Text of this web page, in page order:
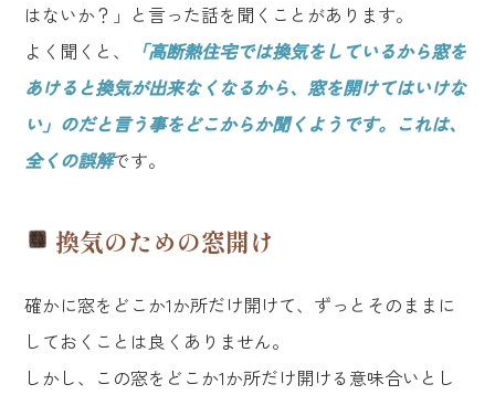
はないか？」と言った話を聞くことがあります。
よく聞くと、
「高断熱住宅では換気をしているから窓を
あけると換気が出来なくなるから、窓を開けてはいけな
い」のだと言う事をどこからか聞くようです。これは、
全くの誤解です。
換気のための窓開け
確かに窓をどこか1か所だけ開けて、ずっとそのままに
しておくことは良くありません。
しかし、この窓をどこか1か所だけ開ける意味合いとし